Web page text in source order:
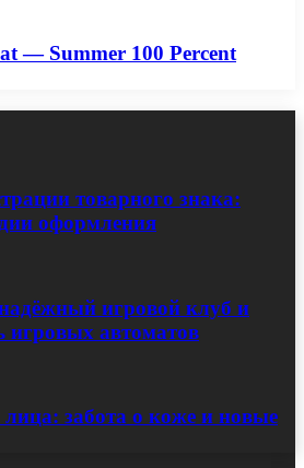
— Summer 100 Percent
товарного знака:
оформления
игровой клуб и
игровых автоматов
лица: забота о коже и новые